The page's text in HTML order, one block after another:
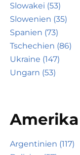
Slowakei (53)
Slowenien (35)
Spanien (73)
Tschechien (86)
Ukraine (147)
Ungarn (53)
Amerika
Argentinien (117)